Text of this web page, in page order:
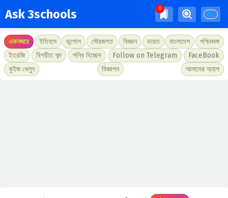
Ask 3schools
একনজরে ইতিহাস ভূগোল সৌরজগত বিজ্ঞান ভারত বাংলাদেশ
পশ্চিমবঙ্গ
ইংরেজি
বিপরীত শব্দ সন্ধি বিচ্ছেদ Follow on Telegram
FaceBook
কুইজ খেলুন
বিজ্ঞাপন আমাদের অ্যাপ